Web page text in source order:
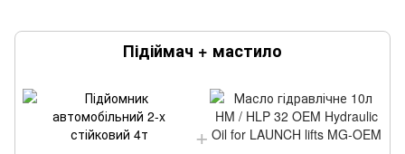
Підіймач + мастило